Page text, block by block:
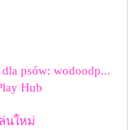
psów: wodoodp...
Hub
นใหม่